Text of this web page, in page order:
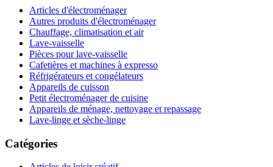
Articles d'électroménager
Autres produits d'électroménager
Chauffage, climatisation et air
Lave-vaisselle
Pièces pour lave-vaisselle
Cafetières et machines à expresso
Réfrigérateurs et congélateurs
Appareils de cuisson
Petit électroménager de cuisine
Appareils de ménage, nettoyage et repassage
Lave-linge et sèche-linge
Catégories